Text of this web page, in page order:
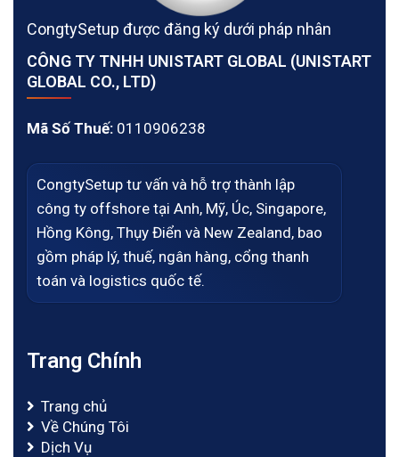
CongtySetup được đăng ký dưới pháp nhân
CÔNG TY TNHH UNISTART GLOBAL (UNISTART
GLOBAL CO., LTD)
Mã Số Thuế: 0110906238
CongtySetup tư vấn và hỗ trợ thành lập
công ty offshore tại Anh, Mỹ, Úc, Singapore,
Hồng Kông, Thụy Điển và New Zealand, bao
gồm pháp lý, thuế, ngân hàng, cổng thanh
toán và logistics quốc tế.
Trang Chính
Trang chủ
Về Chúng Tôi
Dịch Vụ